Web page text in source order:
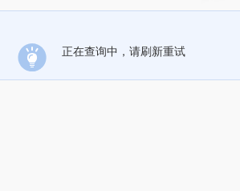
正在查询中，请刷新重试